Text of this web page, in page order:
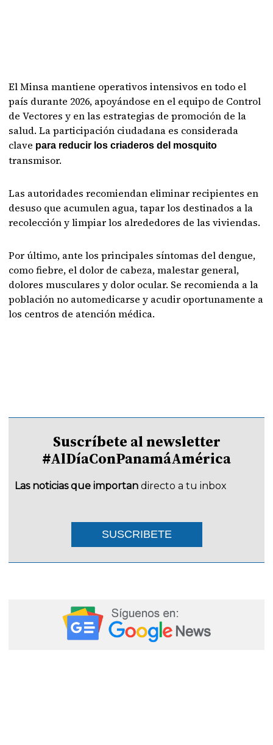
El Minsa mantiene operativos intensivos en todo el
país durante 2026, apoyándose en el equipo de Control
de Vectores y en las estrategias de promoción de la
salud. La participación ciudadana es considerada
clave para reducir los criaderos del mosquito
transmisor.
Las autoridades recomiendan eliminar recipientes en
desuso que acumulen agua, tapar los destinados a la
recolección y limpiar los alrededores de las viviendas.
Por último, ante los principales síntomas del dengue,
como fiebre, el dolor de cabeza, malestar general,
dolores musculares y dolor ocular. Se recomienda a la
población no automedicarse y acudir oportunamente a
los centros de atención médica.
Suscríbete al newsletter
#AlDíaConPanamáAmérica
Las noticias que importan directo a tu inbox
SUSCRIBETE